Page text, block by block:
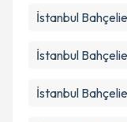
İstanbul
İstanbul
İstanbul